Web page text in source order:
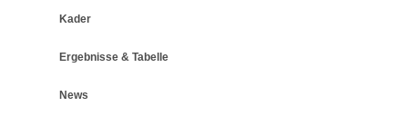
Kader
Ergebnisse & Tabelle
News